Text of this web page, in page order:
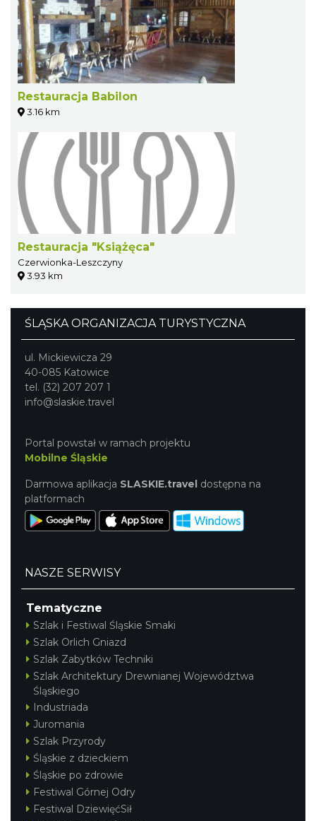
Restauracja Babilon
3.16 km
Restauracja "Książęca"
Czerwionka-Leszczyny
3.93 km
ŚLĄSKA ORGANIZACJA TURYSTYCZNA
ul. Mickiewicza 29
40-085 Katowice
tel. (32) 207 207 1
info@slaskie.travel
Portal powstał w ramach projektu
Mobilne Śląskie
Darmowa aplikacja SLASKIE.travel dostępna na
platformach
NASZE SERWISY
Tematyczne
Szlak i Festiwal Śląskie Smaki
Szlak Orlich Gniazd
Szlak Zabytków Techniki
Szlak Architektury Drewnianej Województwa
Śląskiego
Industriada
Juromania
Szlak Przyrody
Śląskie z dzieckiem
Śląskie po zdrowie
Festiwal Górnej Odry
Festiwal DziewięćSił